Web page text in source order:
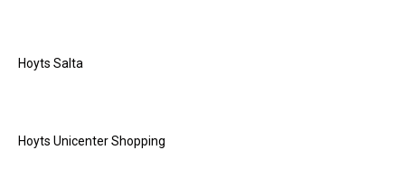
Hoyts Salta
Hoyts Unicenter Shopping